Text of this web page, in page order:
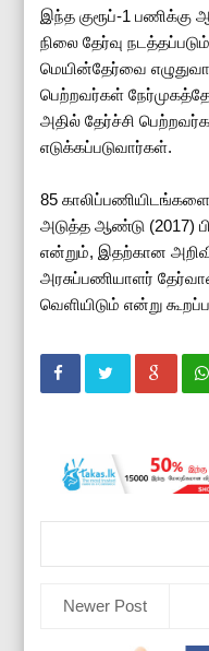
இந்த குரூப்-1 பணிக்கு
நிலை தேர்வு
மெயின்தேர்வை
பெற்றவர்கள்
அதில் தேர்ச்சி
எடுக்கப்படுவார்கள்.
85 காலிப்பணியிடங்களை
அடுத்த ஆண்டு (2017)
என்றும், இதற்கான
அரசுப்பணியாளர்
வெளியிடும் என்று
Newer Post